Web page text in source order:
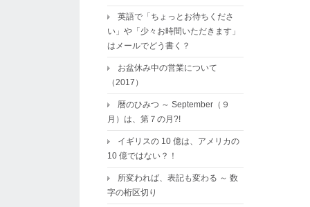
英語で「ちょっとお待ちくださ
い」や「少々お時間いただきます」
はメールでどう書く？
お盆休み中の営業について
（2017）
暦のひみつ ～ September（９
月）は、第７の月?!
イギリスの 10 億は、アメリカの
10 億ではない？！
所変われば、表記も変わる ～ 数
字の桁区切り